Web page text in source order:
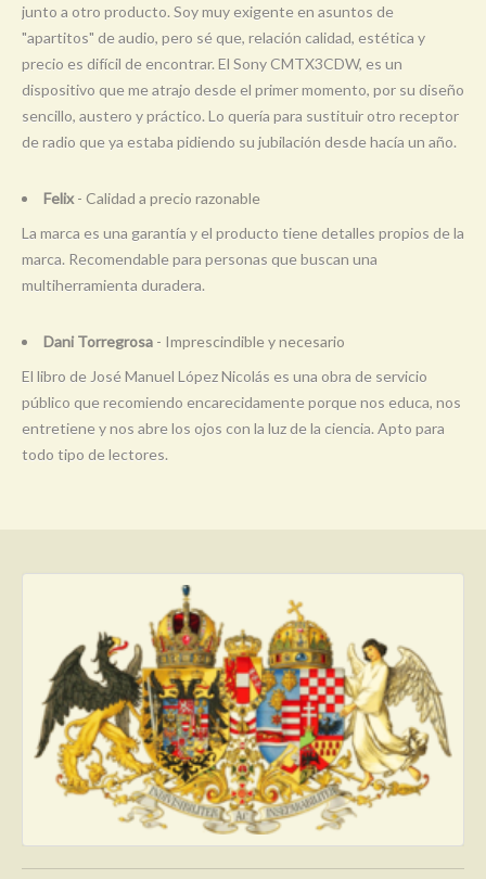
junto a otro producto. Soy muy exigente en asuntos de
"apartitos" de audio, pero sé que, relación calidad, estética y
precio es difícil de encontrar. El Sony CMTX3CDW, es un
dispositivo que me atrajo desde el primer momento, por su diseño
sencillo, austero y práctico. Lo quería para sustituir otro receptor
de radio que ya estaba pidiendo su jubilación desde hacía un año.
Felix- Calidad a precio razonable
La marca es una garantía y el producto tiene detalles propios de la
marca. Recomendable para personas que buscan una
multiherramienta duradera.
Dani Torregrosa - Imprescindible y necesario
El libro de José Manuel López Nicolás es una obra de servicio
público que recomiendo encarecidamente porque nos educa, nos
entretiene y nos abre los ojos con la luz de la ciencia. Apto para
todo tipo de lectores.